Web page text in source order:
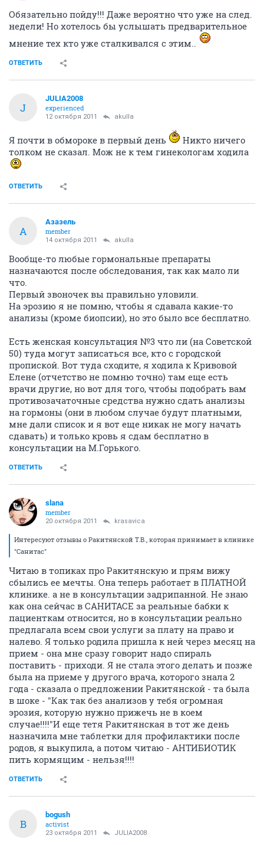
Обязательно пойду!!! Даже вероятно что уже на след.
недели! Но хотелось бы услышать предварительное
мнение тех кто уже сталкивался с этим..
ОТВЕТИТЬ
J
JULIA2008
experienced
12 октября 2011 akulla
Я почти в обмороке в первый день
Никто ничего
толком не сказал. Мож не к тем гинекологам ходила
ОТВЕТИТЬ
А
Азазель
member
14 октября 2011 akulla
Вообще-то любые гормональные препараты
назначаются после обследования, так как мало ли
что.
Первый звоночек вы правильно уловили.
На эрозию я не помню, чтобы я сдавала какие-то
анализы (кроме биопсии), но это было все бесплатно.
Есть женская консультация №3 что ли (на Советской
50) туда могут записаться все, кто с городской
пропиской. Вот туда сходите, я ходила к Кривовой
Елене (отчетство не помню точно) там еще есть
врачи другие, но вот для того, чтобы подобрать вам
противозачаточные средства нужно сдать анализы
на гормоны (они в любом случае будут платными,
мне дали список и я вот еще никак не могу начать
сдавать) и только кровь я сдам бесплатно в
консультации на М.Горького.
ОТВЕТИТЬ
slana
member
20 октября 2011 krasavica
Интересуют отзывы о Ракитянской Т.В., которая принимает в клинике
"Санитас"
Читаю в топиках про Ракитянскую и прям вижу
сбылись ее мечты. Она теперь работает в ПЛАТНОЙ
клинике. а не в консультации задрипанной. Не знаю
как она сейчас в САНИТАСЕ за реальные бабки к
пациенткам относится, но в консультации реально
предлагала всем свои услуги за плату на право и
налево. Я только родила пришла к ней через месяц на
прием - она мне сразу говорит надо спираль
поставить - приходи. Я не стала этого делать и позже
была на приеме у другого врача, которого знала 2
года - сказала о предложении Ракитянской - та была
в шоке - "Как так без анализов у тебя огромная
эрозия, которую нужно прижечь не в коем
случае!!!!"И еще тетя Ракитянская в тот же день
назначила мне таблетки для профилактики после
родов, я выкупила, а потом читаю - АНТИБИОТИК
пить кормящим - нельзя!!!!
ОТВЕТИТЬ
B
bogush
activist
23 октября 2011 JULIA2008